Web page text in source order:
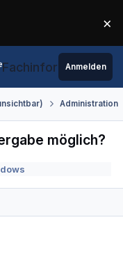
×
Fachinformatiker.de
Anmelden
Administration
möglich?